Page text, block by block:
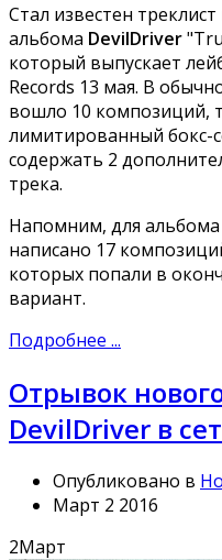
Стал известен
альбома DevilDriver
который выпускает
Records 13 мая. В
вошло 10 композиций,
лимитированный бокс-
содержать 2
трека.
Напомним, для
написано 17
которых попали в
вариант.
Подробнее ...
Отрывок
DevilDriver в
Опубликовано в
Март 2 2016
2Март